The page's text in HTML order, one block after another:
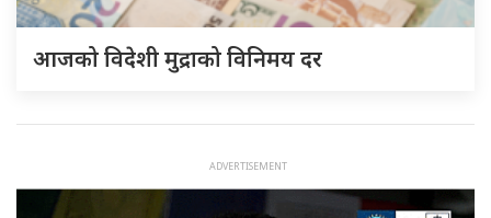
आजको विदेशी मुद्राको विनिमय दर